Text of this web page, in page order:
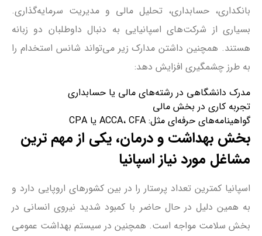
بانکداری، حسابداری، تحلیل مالی و مدیریت سرمایه‌گذاری.
بسیاری از شرکت‌های اسپانیایی به دنبال داوطلبان دو زبانه
هستند. همچنین داشتن مدارک زیر می‌تواند شانس استخدام را
به طرز چشمگیری افزایش دهد:
مدرک دانشگاهی در رشته‌های مالی یا حسابداری
تجربه کاری در بخش مالی
گواهینامه‌های حرفه‌ای مثل: ACCA، CFA یا CPA
بخش بهداشت و درمان، یکی از مهم ترین
مشاغل مورد نیاز اسپانیا
اسپانیا کمترین تعداد پرستار را در بین کشورهای اروپایی دارد و
به همین دلیل در حال حاضر با کمبود شدید نیروی انسانی در
بخش سلامت مواجه است. همچنین در سیستم بهداشت عمومی